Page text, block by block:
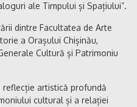
ale Timpului și Spațiului”.
dintre Facultatea de Arte
a Orașului Chișinău,
Cultură și Patrimoniu
artistică profundă
cultural și a relației